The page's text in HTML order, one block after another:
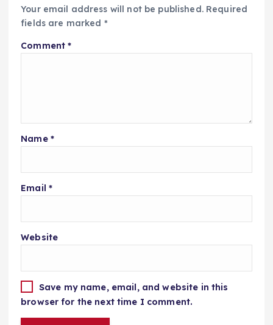
Your email address will not be published. Required
fields are marked *
Comment*
Name *
Email *
Website
Save my name, email, and website in this
browser for the next time I comment.